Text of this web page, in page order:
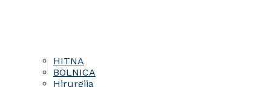
HITNA
BOLNICA
Hirurgija